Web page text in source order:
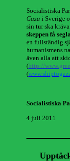
Socialistiska
Gaza i Sverige
sin tur ska
skeppen få
en fullständig
humanismens
även alla att
(http://
(
Socialistiska
4 juli 2011